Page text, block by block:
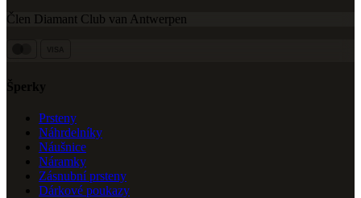
Člen Diamant Club van Antwerpen
Šperky
Prsteny
Náhrdelníky
Náušnice
Náramky
Zásnubní prsteny
Dárkové poukazy